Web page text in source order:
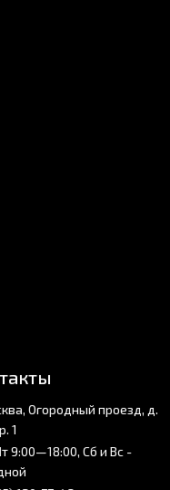
Огородный проезд, д.
1
9:00—18:00, Сб и Вс -